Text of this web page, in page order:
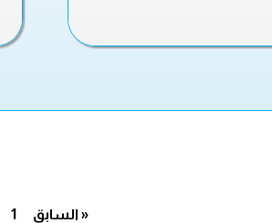
« السابق 1